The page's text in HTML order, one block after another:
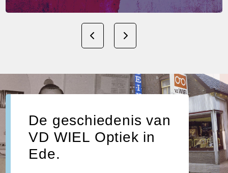
VD WIEL Optiek in
Ede.
Ede en omgeving. Niet zo gek,
want de winkel is al sinds 1953
gevestigd in het centrum van Ede.
Opgezet door dhr. Van der Wiel sr.